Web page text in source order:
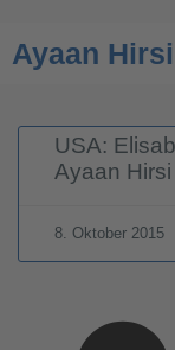
Ayaan Hirsi
USA:
Ayaan Hirsi
8. Oktober 2015